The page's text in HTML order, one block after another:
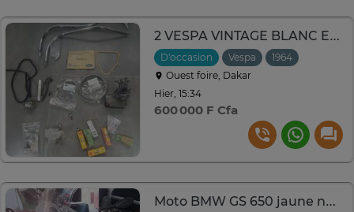
2 VESPA VINTAGE BLANC ET BLEU A RESTAURER
D'occasion Vespa
1964
Ouest foire, Dakar
Hier, 15:34
600 000 F Cfa
Moto BMW GS 650 jaune noir avec top case polyvalente